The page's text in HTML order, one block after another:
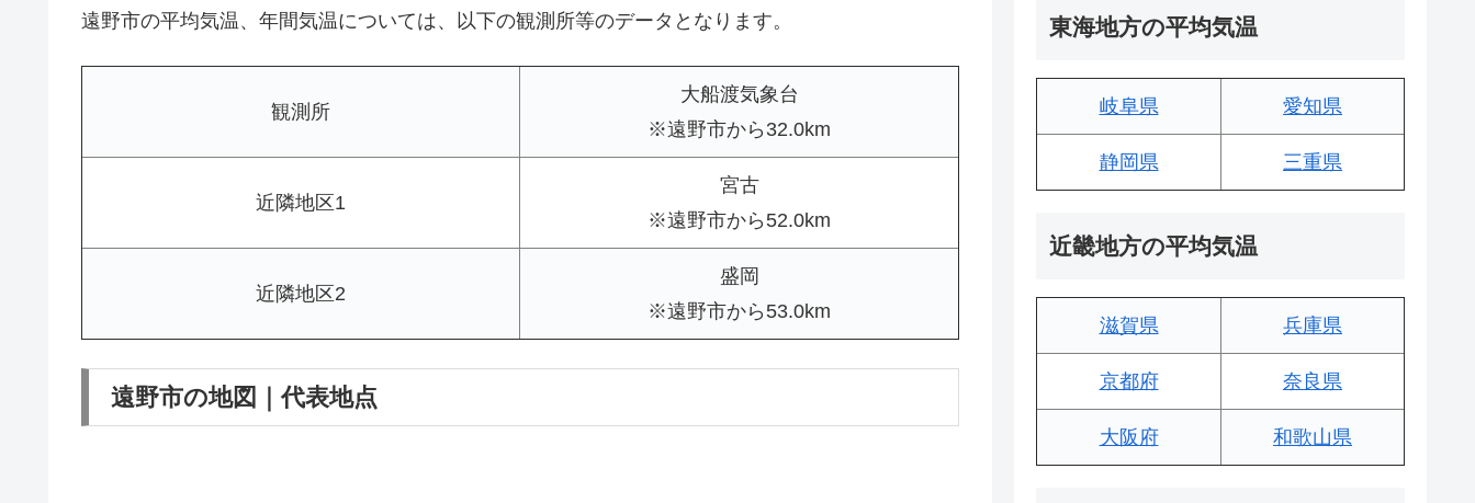
遠野市の平均気温、年間気温については、以下の観測所等のデータとなります。
観測所
大船渡気象台
※遠野市から32.0km
近隣地区1
宮古
※遠野市から52.0km
近隣地区2
盛岡
※遠野市から53.0km
遠野市の地図｜代表地点
東海地方の平均気温
岐阜県 愛知県
静岡県 三重県
近畿地方の平均気温
滋賀県 兵庫県
京都府 奈良県
大阪府 和歌山県